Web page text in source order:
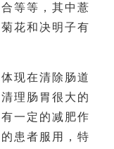
等等，其中薏
花和决明子有
现在清除肠道
理肠胃很大的
一定的减肥作
患者服用，特